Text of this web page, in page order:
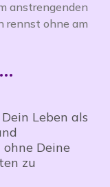
anstrengenden
rennst ohne am
Leben als
Deine
zu